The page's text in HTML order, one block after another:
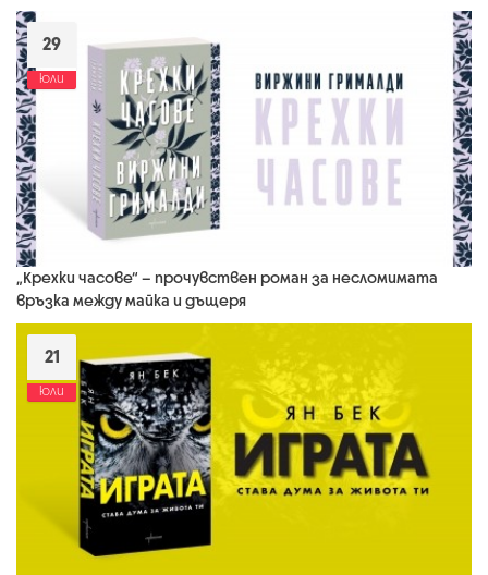
29
юли
„Крехки часове“ – прочувствен роман за несломимата
връзка между майка и дъщеря
21
юли